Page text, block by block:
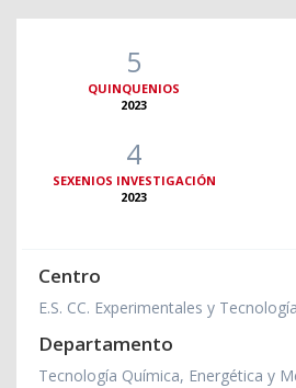
5
QUINQUENIOS
2023
4
SEXENIOS INVESTIGACIÓN
2023
Centro
E.S. CC. Experimentales y Tecnología
Departamento
Tecnología Química, Energética y